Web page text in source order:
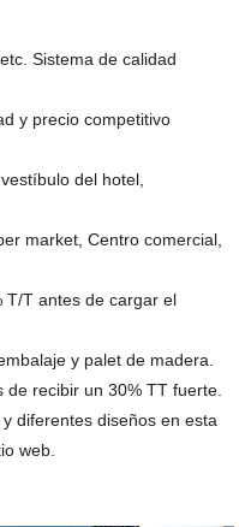
Sistema de calidad
y precio competitivo
del hotel,
market, Centro comercial,
T/T antes de cargar el
y palet de madera.
de recibir un 30% TT fuerte.
diferentes diseños en esta
web.